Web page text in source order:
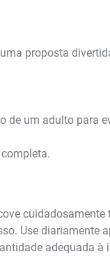
proposta
de um adulto para
Use diariamente
adequada à